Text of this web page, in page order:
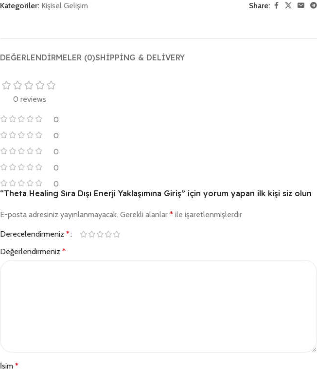
Kategoriler: Kişisel Gelişim Share:
DEĞERLENDIRMELER (0)SHIPPING & DELIVERY
0 reviews
0
0
0
0
0
“Theta Healing Sıra Dışı Enerji Yaklaşımına Giriş” için yorum yapan ilk kişi siz olun
E-posta adresiniz yayınlanmayacak. Gerekli alanlar * ile işaretlenmişlerdir
Derecelendirmeniz *
Değerlendirmeniz *
İsim *